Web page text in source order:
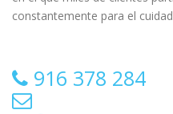
constantemente para el
916 378 284